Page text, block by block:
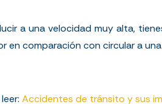
a una velocidad muy alta,
en comparación con circular a
Accidentes de tránsito y sus